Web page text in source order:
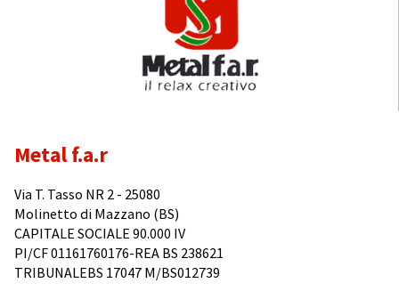
Metal f.a.r
Via T. Tasso NR 2 - 25080
Molinetto di Mazzano (BS)
CAPITALE SOCIALE 90.000 IV
PI/CF 01161760176-REA BS 238621
TRIBUNALEBS 17047 M/BS012739